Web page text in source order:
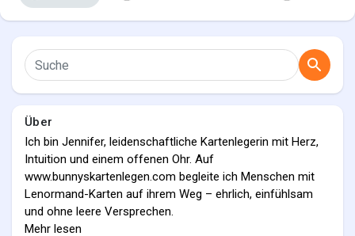
Entdecken Seiten
Spiele
Entwickler
Über
Ich bin Jennifer, leidenschaftliche Kartenlegerin mit Herz,
Intuition und einem offenen Ohr. Auf
www.bunnyskartenlegen.com begleite ich Menschen mit
Lenormand-Karten auf ihrem Weg – ehrlich, einfühlsam
und ohne leere Versprechen.
Beim Kartenlegen geht es für mich nicht um
Mehr lesen